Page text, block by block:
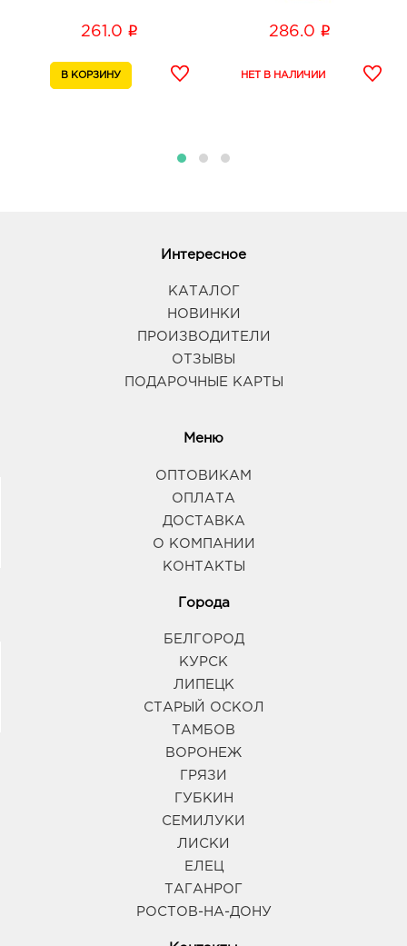
261.0 i 286.0 i
Интересное
КАТАЛОГ
НОВИНКИ
ПРОИЗВОДИТЕЛИ
ОТЗЫВЫ
ПОДАРОЧНЫЕ КАРТЫ
Меню
ОПТОВИКАМ
ОПЛАТА
ДОСТАВКА
О КОМПАНИИ
КОНТАКТЫ
Города
БЕЛГОРОД
КУРСК
ЛИПЕЦК
СТАРЫЙ ОСКОЛ
ТАМБОВ
ВОРОНЕЖ
ГРЯЗИ
ГУБКИН
СЕМИЛУКИ
ЛИСКИ
ЕЛЕЦ
ТАГАНРОГ
РОСТОВ-НА-ДОНУ